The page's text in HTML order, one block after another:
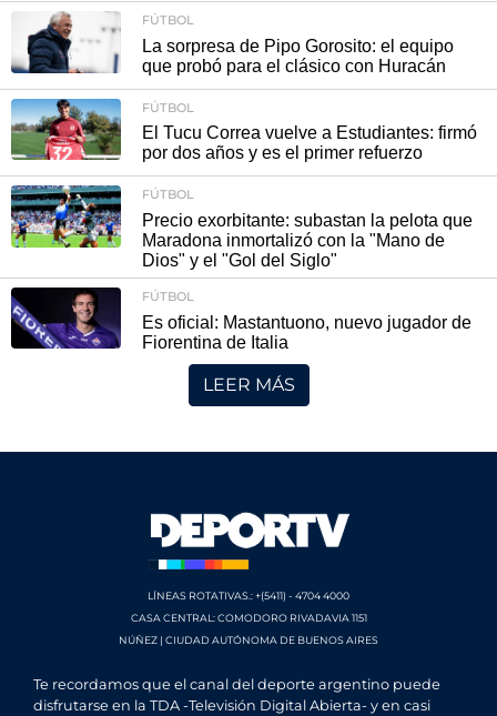
FÚTBOL
La sorpresa de Pipo Gorosito: el equipo
que probó para el clásico con Huracán
FÚTBOL
El Tucu Correa vuelve a Estudiantes: firmó
por dos años y es el primer refuerzo
FÚTBOL
Precio exorbitante: subastan la pelota que
Maradona inmortalizó con la "Mano de
Dios" y el "Gol del Siglo"
FÚTBOL
Es oficial: Mastantuono, nuevo jugador de
Fiorentina de Italia
LEER MÁS
LÍNEAS ROTATIVAS.: +(5411) - 4704 4000
CASA CENTRAL: COMODORO RIVADAVIA 1151
NÚÑEZ | CIUDAD AUTÓNOMA DE BUENOS AIRES
Te recordamos que el canal del deporte argentino puede
disfrutarse en la TDA -Televisión Digital Abierta- y en casi